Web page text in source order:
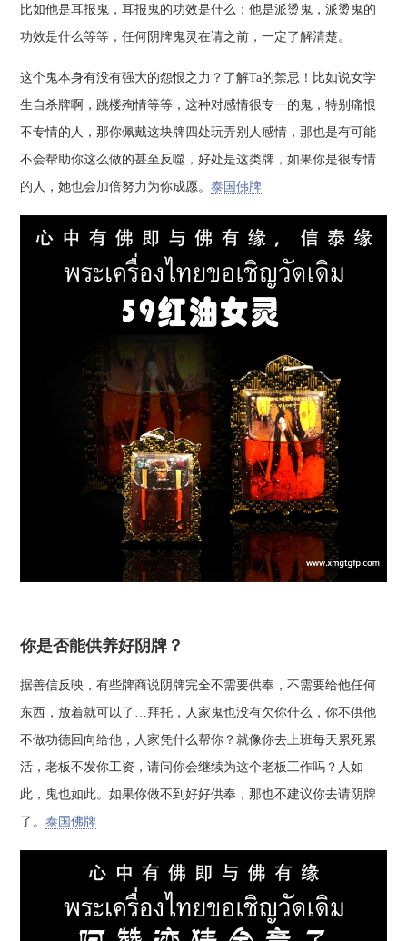
比如他是耳报鬼，耳报鬼的功效是什么；他是派烫鬼，派烫鬼的
功效是什么等等，任何阴牌鬼灵在请之前，一定了解清楚。
这个鬼本身有没有强大的怨恨之力？了解Ta的禁忌！比如说女学
生自杀牌啊，跳楼殉情等等，这种对感情很专一的鬼，特别痛恨
不专情的人，那你佩戴这块牌四处玩弄别人感情，那也是有可能
不会帮助你这么做的甚至反噬，好处是这类牌，如果你是很专情
的人，她也会加倍努力为你成愿。泰国佛牌
你是否能供养好阴牌？
据善信反映，有些牌商说阴牌完全不需要供奉，不需要给他任何
东西，放着就可以了…拜托，人家鬼也没有欠你什么，你不供他
不做功德回向给他，人家凭什么帮你？就像你去上班每天累死累
活，老板不发你工资，请问你会继续为这个老板工作吗？人如
此，鬼也如此。如果你做不到好好供奉，那也不建议你去请阴牌
了。泰国佛牌